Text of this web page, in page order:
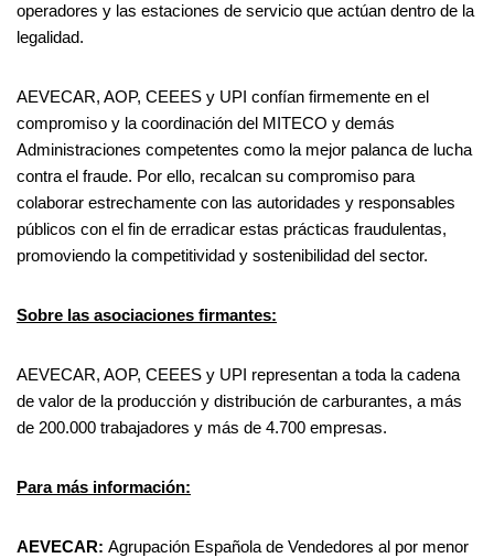
operadores y las estaciones de servicio que actúan dentro de la
legalidad.
AEVECAR, AOP, CEEES y UPI confían firmemente en el
compromiso y la coordinación del MITECO y demás
Administraciones competentes como la mejor palanca de lucha
contra el fraude. Por ello, recalcan su compromiso para
colaborar estrechamente con las autoridades y responsables
públicos con el fin de erradicar estas prácticas fraudulentas,
promoviendo la competitividad y sostenibilidad del sector.
Sobre las asociaciones firmantes:
AEVECAR, AOP, CEEES y UPI representan a toda la cadena
de valor de la producción y distribución de carburantes, a más
de 200.000 trabajadores y más de 4.700 empresas.
Para más información:
AEVECAR: Agrupación Española de Vendedores al por menor